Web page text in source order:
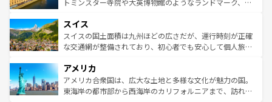
れる地方に足を運ぶとそれぞれで全く異なる文化を体験で
きるだろう。 なお、新着のフランス情報はコンテンツ一覧
を参照してほしい。
は、お酒好きな人にはぜひ体験してほしい。 なお、新着の
ドイツ情報はコンテンツ一覧を参照してほしい。
トミンスター寺院や大英博物館のようなランドマーク、歴
リアごとに異なる魅力がある。また、優雅なアフタヌーン
ティー、ビール好きにはたまらない英国パブ、サッカー観
戦など、本場だからこそできる体験も豊富。イギリスを旅
ンツ一覧を参照してほしい。
スイス
スイスの国土面積は九州ほどの広さだが、運行時刻が正確
な交通網が整備されており、初心者でも安心して個人旅行
の建物がそのまま残る町や、スイスならではのユニークな
博物館もあり、アルプス観光だけでなく町歩きも満喫する
ことができる。国民の所得が高いため物価も高いが、旅行
アメリカ
アメリカ合衆国は、広大な土地と多様な文化が魅力の国。
東海岸の都市部から西海岸のカリフォルニアまで、訪れる